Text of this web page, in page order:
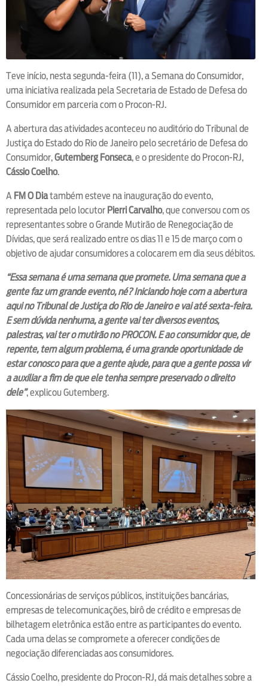
Teve início, nesta segunda-feira (11), a Semana do Consumidor,
uma iniciativa realizada pela Secretaria de Estado de Defesa do
Consumidor em parceria com o Procon-RJ.
A abertura das atividades aconteceu no auditório do Tribunal de
Justiça do Estado do Rio de Janeiro pelo secretário de Defesa do
Consumidor,Gutemberg Fonseca, e o presidente do Procon-RJ,
Cássio Coelho.
A FM O Diatambém esteve na inauguração do evento,
representada pelo locutor Pierri Carvalho, que conversou com os
representantes sobre o Grande Mutirão de Renegociação de
Dívidas, que será realizado entre os dias 11 e 15 de março com o
objetivo de ajudar consumidores a colocarem em dia seus débitos.
“Essa semana é uma semana que promete. Uma semana que a
gente faz um grande evento, né? Iniciando hoje com a abertura
aqui no Tribunal de Justiça do Rio de Janeiro e vai até sexta-feira.
E sem dúvida nenhuma, a gente vai ter diversos eventos,
palestras, vai ter o mutirão no PROCON. E ao consumidor que, de
repente, tem algum problema, é uma grande oportunidade de
estar conosco para que a gente ajude, para que a gente possa vir
a auxiliar a fim de que ele tenha sempre preservado o direito
dele”, explicou Gutemberg.
Concessionárias de serviços públicos, instituições bancárias,
empresas de telecomunicações, birô de crédito e empresas de
bilhetagem eletrônica estão entre as participantes do evento.
Cada uma delas se compromete a oferecer condições de
negociação diferenciadas aos consumidores.
Cássio Coelho, presidente do Procon-RJ, dá mais detalhes sobre a